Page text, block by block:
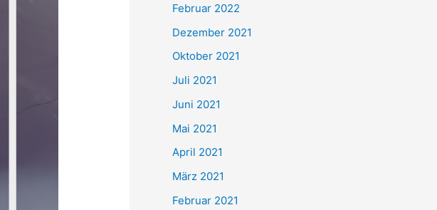
Februar 2022
Dezember 2021
Oktober 2021
Juli 2021
Juni 2021
Mai 2021
April 2021
März 2021
Februar 2021